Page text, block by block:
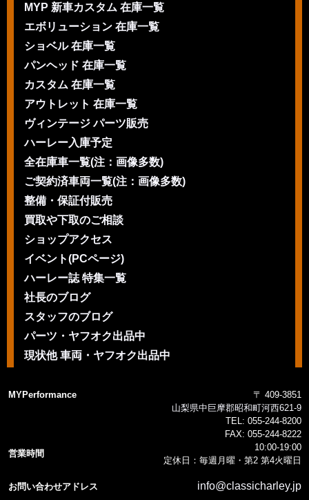
MYP 新車カスタム 在庫一覧
エボリューション 在庫一覧
ショベル 在庫一覧
パンヘッド 在庫一覧
カスタム 在庫一覧
アウトレット 在庫一覧
ヴィンテージ パーツ販売
ハーレー入庫予定
全在庫車一覧(注：画像多数)
ご契約済車両一覧(注：画像多数)
整備・保証付販売
買取や下取のご相談
ショップアクセス
イベント(PCページ)
ハーレー誌 特集一覧
社長のブログ
スタッフのブログ
パーツ・ヤフオク出品中
現状他 車両・ヤフオク出品中
MYPerformance
〒 409-3851
山梨県中巨摩郡昭和町河西621-9
TEL: 055-244-8200
FAX: 055-244-8222
営業時間
10:00-19:00
定休日：毎週月曜・第2 第4火曜日
お問い合わせアドレス info@classicharley.jp